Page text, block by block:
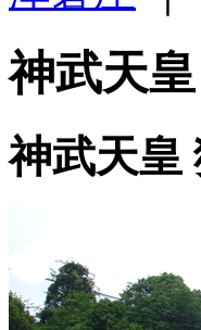
神武天
神武天皇